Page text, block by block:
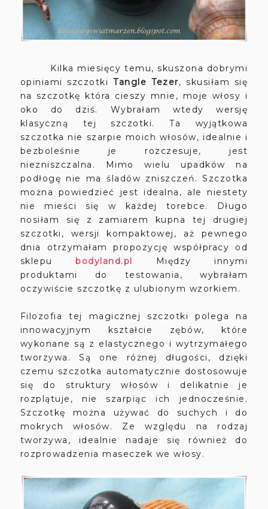
Kilka miesięcy temu, skuszona dobrymi
opiniami szczotkiTangle Tezer, skusiłam się
na szczotkę która cieszy mnie, moje włosy i
oko do dziś. Wybrałam wtedy wersję
klasyczną tej szczotki. Ta wyjątkowa
szczotka nie szarpie moich włosów, idealnie i
bezboleśnie je rozczesuje, jest
niezniszczalna. Mimo wielu upadków na
podłogę nie ma śladów zniszczeń. Szczotka
można powiedzieć jest idealna, ale niestety
nie mieści się w każdej torebce. Długo
nosiłam się z zamiarem kupna tej drugiej
szczotki, wersji kompaktowej, aż pewnego
dnia otrzymałam propozycję współpracy od
sklepu bodyland.pl
Między innymi
produktami do testowania, wybrałam
oczywiście szczotkę z ulubionym wzorkiem.
Filozofia tej magicznej szczotki polega na
innowacyjnym kształcie zębów, które
wykonane są z elastycznego i wytrzymałego
tworzywa. Są one różnej długości, dzięki
czemu szczotka automatycznie dostosowuje
się do struktury włosów i delikatnie je
rozplątuje, nie szarpiąc ich jednocześnie.
Szczotkę można używać do suchych i do
mokrych włosów. Ze względu na rodzaj
tworzywa, idealnie nadaje się również do
rozprowadzenia maseczek we włosy.